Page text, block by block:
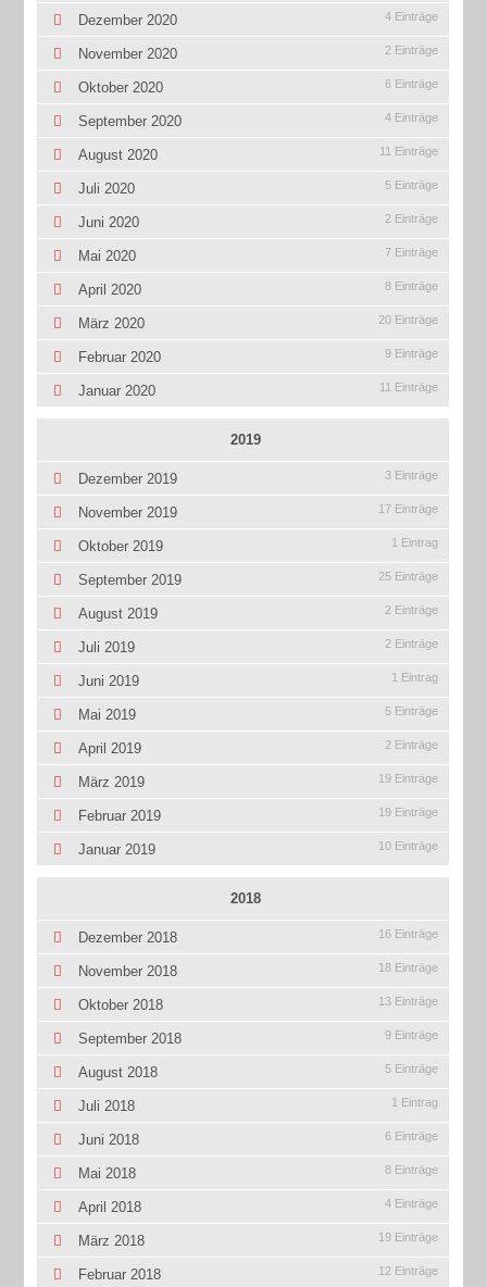
Dezember 2020 4 Einträge
November 2020 2 Einträge
Oktober 2020 6 Einträge
September 2020 4 Einträge
August 2020 11 Einträge
Juli 2020 5 Einträge
Juni 2020 2 Einträge
Mai 2020 7 Einträge
April 2020 8 Einträge
März 2020 20 Einträge
Februar 2020 9 Einträge
Januar 2020 11 Einträge
2019
Dezember 2019 3 Einträge
November 2019 17 Einträge
Oktober 2019 1 Eintrag
September 2019 25 Einträge
August 2019 2 Einträge
Juli 2019 2 Einträge
Juni 2019 1 Eintrag
Mai 2019 5 Einträge
April 2019 2 Einträge
März 2019 19 Einträge
Februar 2019 19 Einträge
Januar 2019 10 Einträge
2018
Dezember 2018 16 Einträge
November 2018 18 Einträge
Oktober 2018 13 Einträge
September 2018 9 Einträge
August 2018 5 Einträge
Juli 2018 1 Eintrag
Juni 2018 6 Einträge
Mai 2018 8 Einträge
April 2018 4 Einträge
März 2018 19 Einträge
Februar 2018 12 Einträge